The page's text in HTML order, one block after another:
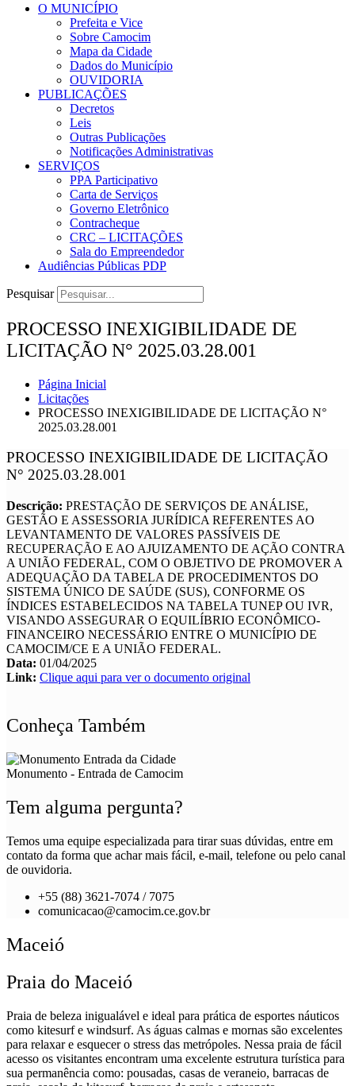
O MUNICÍPIO
Prefeita e Vice
Sobre Camocim
Mapa da Cidade
Dados do Município
OUVIDORIA
PUBLICAÇÕES
Decretos
Leis
Outras Publicações
Notificações Administrativas
SERVIÇOS
PPA Participativo
Carta de Serviços
Governo Eletrônico
Contracheque
CRC – LICITAÇÕES
Sala do Empreendedor
Audiências Públicas PDP
Pesquisar
PROCESSO INEXIGIBILIDADE DE
LICITAÇÃO N° 2025.03.28.001
Página Inicial
Licitações
PROCESSO INEXIGIBILIDADE DE LICITAÇÃO N°
2025.03.28.001
PROCESSO INEXIGIBILIDADE DE LICITAÇÃO
N° 2025.03.28.001
Descrição: PRESTAÇÃO DE SERVIÇOS DE ANÁLISE,
GESTÃO E ASSESSORIA JURÍDICA REFERENTES AO
LEVANTAMENTO DE VALORES PASSÍVEIS DE
RECUPERAÇÃO E AO AJUIZAMENTO DE AÇÃO CONTRA
A UNIÃO FEDERAL, COM О ОВJETIVO DE PROMOVER A
ADEQUAÇÃO DA TABELA DE PROCEDIMENTOS DO
SISTEMA ÚNICO DE SAÚDE (SUS), CONFORME OS
ÍNDICES ESTABELECIDOS NA TABELA TUNEP OU IVR,
VISANDO ASSEGURAR O EQUILÍBRIO ECONÔMICO-
FINANCEIRO NECESSÁRIO ENTRE O MUNICÍPIO DE
CAMOCIM/CE E A UNIÃO FEDERAL.
Data: 01/04/2025
Link: Clique aqui para ver o documento original
Conheça Também
Monumento - Entrada de Camocim
Tem alguma pergunta?
Temos uma equipe especializada para tirar suas dúvidas, entre em
contato da forma que achar mais fácil, e-mail, telefone ou pelo canal
de ouvidoria.
+55 (88) 3621-7074 / 7075
comunicacao@camocim.ce.gov.br
Maceió
Praia do Maceió
Praia de beleza inigualável e ideal para prática de esportes náuticos
como kitesurf e windsurf. As águas calmas e mornas são excelentes
para relaxar e esquecer o stress das metrópoles. Nessa praia de fácil
acesso os visitantes encontram uma excelente estrutura turística para
sua permanência como: pousadas, casas de veraneio, barracas de